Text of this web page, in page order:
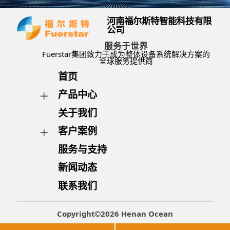
河南福尔斯特智能科技有限
公司
服务于世界
Fuerstar集团致力于成为整体设备系统解决方案的
全球服务提供商
首页
产品中心
关于我们
客户案例
服务与支持
新闻动态
联系我们
Copyright©2026 Henan Ocean